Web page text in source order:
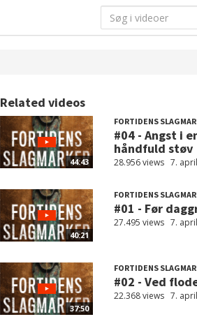
Related videos
44:43
FORTIDENS
#04 - Angst i
håndfuld støv
28.956 views 7.
40:21
FORTIDENS
#01 - Før
27.495 views 7.
37:50
FORTIDENS
#02 - Ved
22.368 views 7.